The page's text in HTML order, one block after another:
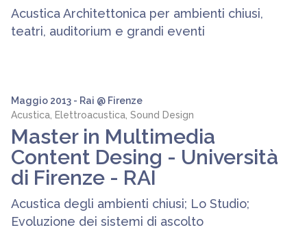
Acustica Architettonica per ambienti chiusi,
teatri, auditorium e grandi eventi
Maggio 2013 - Rai @ Firenze
Acustica, Elettroacustica, Sound Design
Master in Multimedia
Content Desing - Università
di Firenze - RAI
Acustica degli ambienti chiusi; Lo Studio;
Evoluzione dei sistemi di ascolto